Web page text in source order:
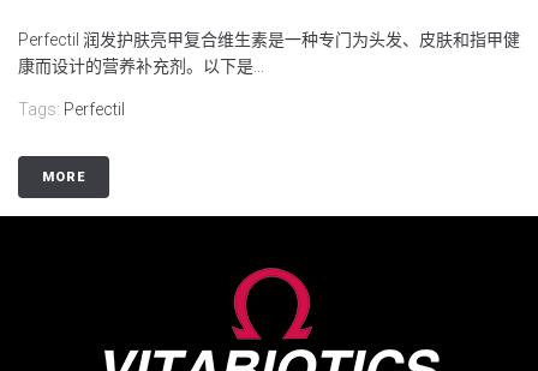
Perfectil 润发护肤亮甲复合维生素是一种专门为头发、皮肤和指甲健
康而设计的营养补充剂。以下是...
Tags: Perfectil
MORE